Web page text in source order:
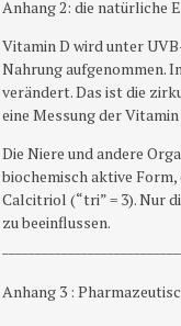
Anhang 2: die natürliche
Vitamin D wird unter
Nahrung aufgenommen.
verändert. Das ist die
eine Messung der
Die Niere und andere
biochemisch aktive
Calcitriol (“tri” = 3). Nur
zu beeinflussen.
Anhang 3 :